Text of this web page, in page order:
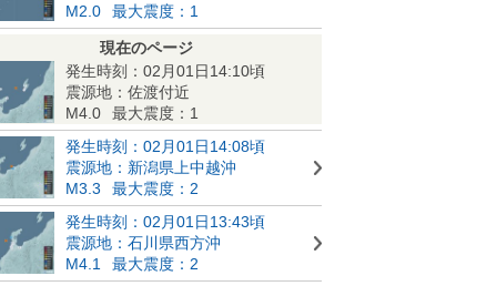
M2.0
最大震度：1
現在のページ
発生時刻：02月01日14:10頃
震源地：佐渡付近
M4.0
最大震度：1
発生時刻：02月01日14:08頃
震源地：新潟県上中越沖
M3.3
最大震度：2
発生時刻：02月01日13:43頃
震源地：石川県西方沖
M4.1
最大震度：2